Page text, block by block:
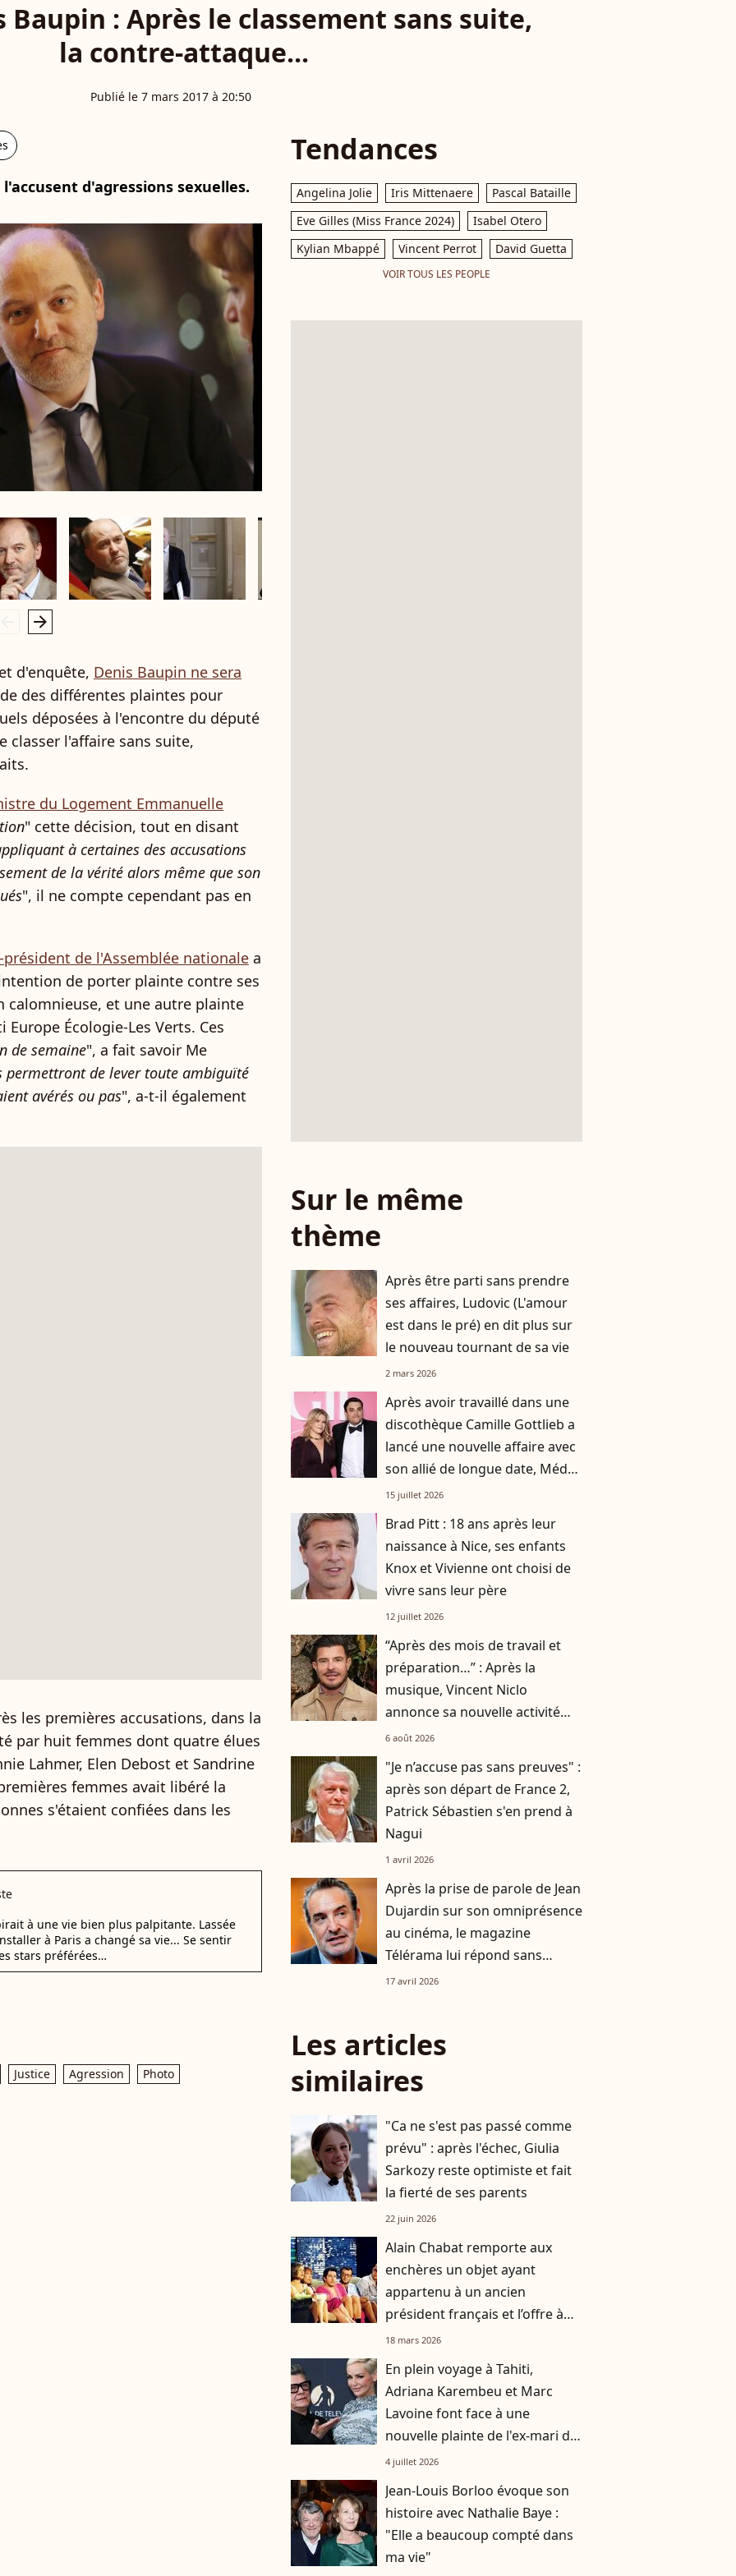
: Après le classement sans suite,
la contre-attaque...
Publié le 7 mars 2017 à 20:50
d'agressions sexuelles.
arrow_right
d'enquête, Denis Baupin ne sera
des différentes plaintes pour
déposées à l'encontre du député
classer l'affaire sans suite,
du Logement Emmanuelle
" cette décision, tout en disant
à certaines des accusations
de la vérité alors même que son
", il ne compte cependant pas en
président de l'Assemblée nationale a
de porter plainte contre ses
calomnieuse, et une autre plainte
Écologie-Les Verts. Ces
de semaine", a fait savoir Me
permettront de lever toute ambiguïté
avérés ou pas", a-t-il également
les premières accusations, dans la
par huit femmes dont quatre élues
Lahmer, Elen Debost et Sandrine
femmes avait libéré la
s'étaient confiées dans les
à une vie bien plus palpitante. Lassée
à Paris a changé sa vie... Se sentir
stars préférées…
Justice Agression Photo
Tendances
Angelina Jolie Iris Mittenaere
Pascal Bataille
Eve Gilles (Miss France 2024)
Isabel Otero
Kylian Mbappé
Vincent Perrot David Guetta
VOIR TOUS LES PEOPLE
Sur le même
thème
Après être parti sans prendre
ses affaires, Ludovic (L'amour
est dans le pré) en dit plus sur
le nouveau tournant de sa vie
2 mars 2026
Après avoir travaillé dans une
discothèque Camille Gottlieb a
lancé une nouvelle affaire avec
son allié de longue date, Médy
Anthony
15 juillet 2026
Brad Pitt : 18 ans après leur
naissance à Nice, ses enfants
Knox et Vivienne ont choisi de
vivre sans leur père
12 juillet 2026
“Après des mois de travail et
préparation…” : Après la
musique, Vincent Niclo
annonce sa nouvelle activité
impliquant plusieurs
6 août 2026
"Je n’accuse pas sans preuves" :
après son départ de France 2,
Patrick Sébastien s'en prend à
Nagui
1 avril 2026
Après la prise de parole de Jean
Dujardin sur son omniprésence
au cinéma, le magazine
Télérama lui répond sans
détour
17 avril 2026
Les articles
similaires
"Ca ne s'est pas passé comme
prévu" : après l'échec, Giulia
Sarkozy reste optimiste et fait
la fierté de ses parents
22 juin 2026
Alain Chabat remporte aux
enchères un objet ayant
appartenu à un ancien
président français et l’offre à
Marina Foïs
18 mars 2026
En plein voyage à Tahiti,
Adriana Karembeu et Marc
Lavoine font face à une
nouvelle plainte de l'ex-mari du
mannequin
4 juillet 2026
Jean-Louis Borloo évoque son
histoire avec Nathalie Baye :
"Elle a beaucoup compté dans
ma vie"